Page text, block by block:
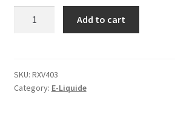
Add to cart
SKU: RXV403
Category: E-Liquide